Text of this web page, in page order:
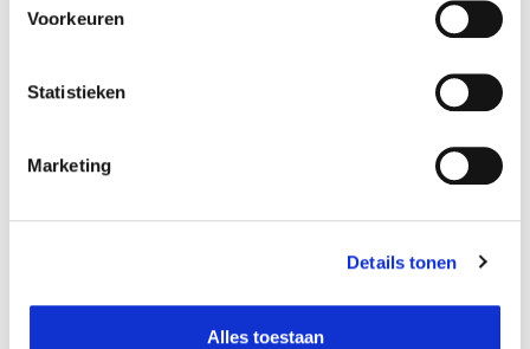
Voorkeuren
Statistieken
Marketing
Details tonen
Alles toestaan
Miscanthusmulch 60l
Mulchen en voeden siertuin